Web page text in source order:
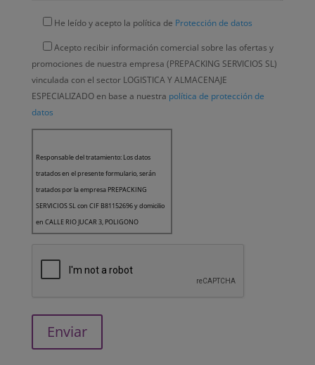
He leído y acepto la política de Protección de datos
Acepto recibir información comercial sobre las ofertas y
promociones de nuestra empresa (PREPACKING SERVICIOS SL)
vinculada con el sector LOGISTICA Y ALMACENAJE
ESPECIALIZADO en base a nuestra política de protección de
datos
Responsable del tratamiento: Los datos
tratados en el presente formulario, serán
tratados por la empresa PREPACKING
SERVICIOS SL con CIF B81152696 y domicilio
en CALLE RIO JUCAR 3, POLIGONO
de los datos.
de usuarios de la página web. Asimismo, en
el caso de haber aceptado expresamente,
sus datos también serán utilizados para el